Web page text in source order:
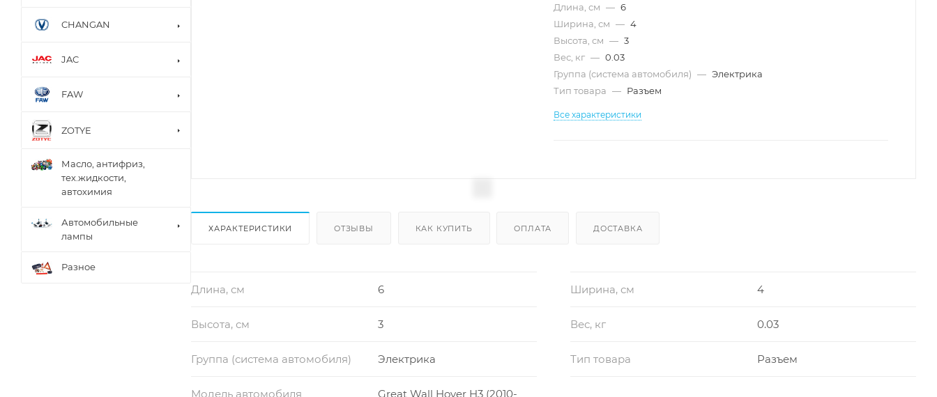
Длина, см — 6
Ширина, см — 4
Высота, см — 3
Вес, кг — 0.03
Группа (система автомобиля) — Электрика
Тип товара — Разъем
Все характеристики
ХАРАКТЕРИСТИКИ ОТЗЫВЫ КАК КУПИТЬ ОПЛАТА ДОСТАВКА
Длина, см 6 Ширина, см 4
Высота, см 3 Вес, кг 0.03
Группа (система автомобиля) Электрика Тип товара Разъем
Модель автомобиля
Great Wall Hover H3 (2010-
CHANGAN
JAC
FAW
ZOTYE
Масло, антифриз,
тех.жидкости,
автохимия
Автомобильные
лампы
Разное